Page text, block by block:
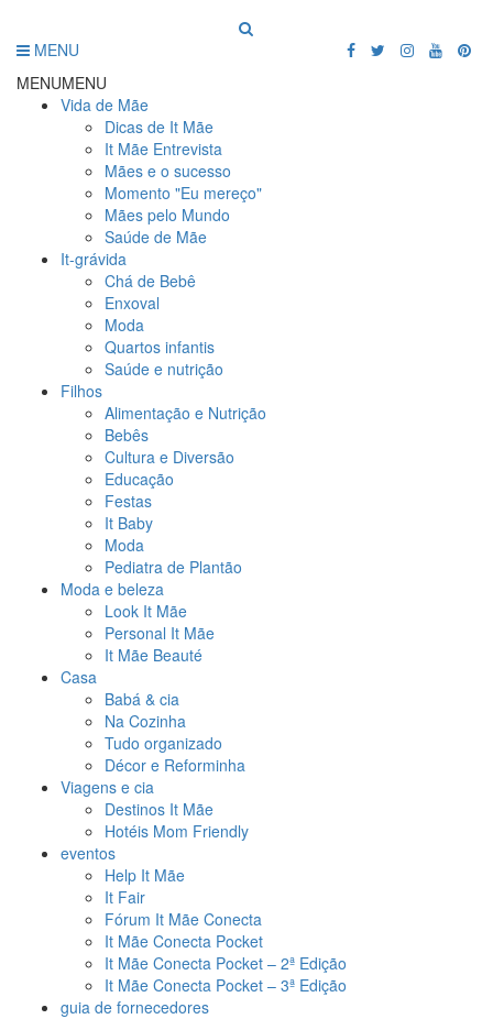
MENU
MENUMENU
Vida de Mãe
Dicas de It Mãe
It Mãe Entrevista
Mães e o sucesso
Momento "Eu mereço"
Mães pelo Mundo
Saúde de Mãe
It-grávida
Chá de Bebê
Enxoval
Moda
Quartos infantis
Saúde e nutrição
Filhos
Alimentação e Nutrição
Bebês
Cultura e Diversão
Educação
Festas
It Baby
Moda
Pediatra de Plantão
Moda e beleza
Look It Mãe
Personal It Mãe
It Mãe Beauté
Casa
Babá & cia
Na Cozinha
Tudo organizado
Décor e Reforminha
Viagens e cia
Destinos It Mãe
Hotéis Mom Friendly
eventos
Help It Mãe
It Fair
Fórum It Mãe Conecta
It Mãe Conecta Pocket
It Mãe Conecta Pocket – 2ª Edição
It Mãe Conecta Pocket – 3ª Edição
guia de fornecedores